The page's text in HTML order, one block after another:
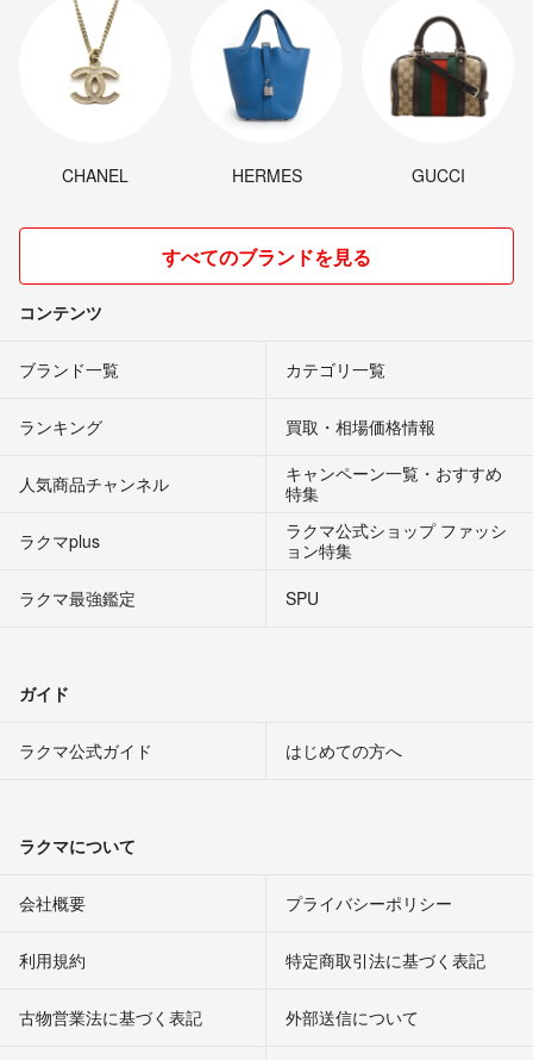
CHANEL HERMES GUCCI
すべてのブランドを見る
コンテンツ
ブランド一覧 カテゴリ一覧
ランキング 買取・相場価格情報
人気商品チャンネル
キャンペーン一覧・おすすめ
特集
ラクマplus
ラクマ公式ショップ ファッシ
ョン特集
ラクマ最強鑑定
SPU
ガイド
ラクマ公式ガイド はじめての方へ
ラクマについて
会社概要 プライバシーポリシー
利用規約 特定商取引法に基づく表記
古物営業法に基づく表記 外部送信について